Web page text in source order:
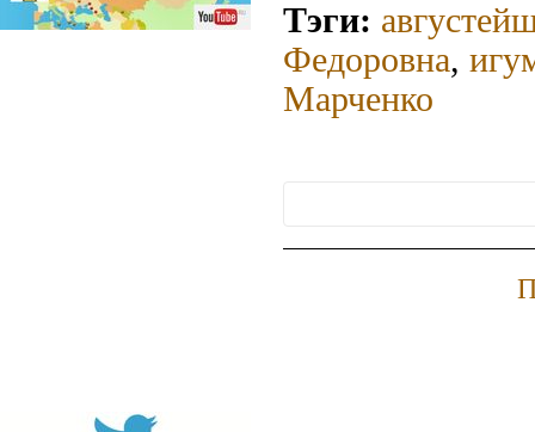
Тэги:
Федоровна,
Марченко